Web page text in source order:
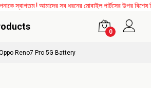
স্বাগতম ! আমাদের সব ধরনের মোবাইল পার্টসের উপর
0
Reno7 Pro 5G Battery